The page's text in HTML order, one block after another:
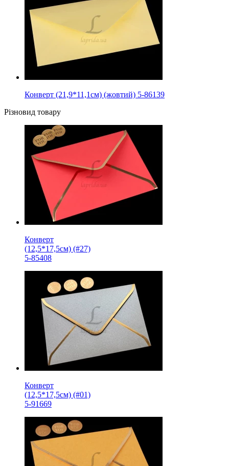
Конверт (21,9*11,1см) (жовтий) 5-86139
Різновид товару
Конверт
(12,5*17,5см) (#27)
5-85408
Конверт
(12,5*17,5см) (#01)
5-91669